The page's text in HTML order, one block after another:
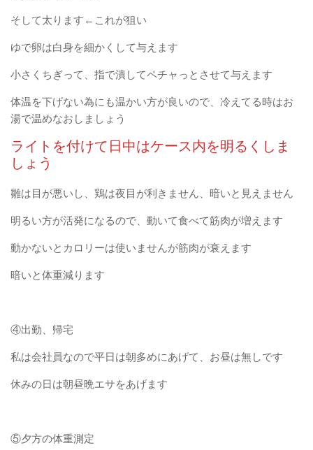
そして太ります←これが狙い
ゆで卵は白身を細かくして与えます
小さくちぎって、指で潰してペチャっとさせて与えます
体温を下げない為にも温かい方が良いので、冷えてる時はお
湯で温めなおしましょう
ライトを付けて日中はケース内を明るくしま
しょう
雛は目が悪いし、鶏は夜目が利きません、暗いと見えません
明るい方が活発になるので、動いて食べて筋肉が増えます
動かないとカロリーは使いませんが筋肉が衰えます
暗いと体重減ります
④出勤、帰宅
私は会社員なので平日は朝多めにあげて、お昼は無しです
休みの日は朝昼晩エサをあげます
⑤夕方の体重測定